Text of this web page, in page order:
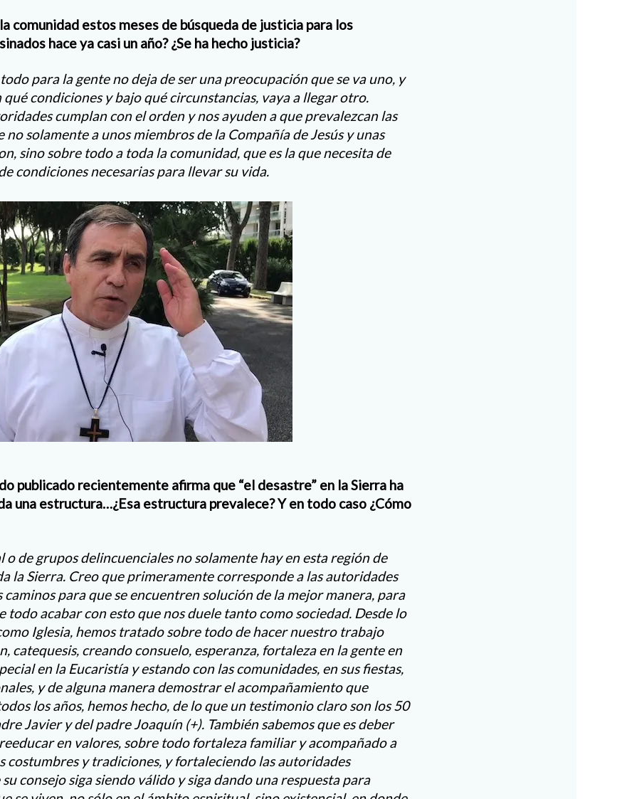
comunidad estos meses de búsqueda de justicia para los
hace ya casi un año? ¿Se ha hecho justicia?
para la gente no deja de ser una preocupación que se va uno, y
qué condiciones y bajo qué circunstancias, vaya a llegar otro.
cumplan con el orden y nos ayuden a que prevalezcan las
no solamente a unos miembros de la Compañía de Jesús y unas
sino sobre todo a toda la comunidad, que es la que necesita de
condiciones necesarias para llevar su vida.
publicado recientemente afirma que “el desastre” en la Sierra ha
una estructura…¿Esa estructura prevalece? Y en todo caso ¿Cómo
o de grupos delincuenciales no solamente hay en esta región de
la Sierra. Creo que primeramente corresponde a las autoridades
caminos para que se encuentren solución de la mejor manera, para
todo acabar con esto que nos duele tanto como sociedad. Desde lo
Iglesia, hemos tratado sobre todo de hacer nuestro trabajo
catequesis, creando consuelo, esperanza, fortaleza en la gente en
en la Eucaristía y estando con las comunidades, en sus fiestas,
y de alguna manera demostrar el acompañamiento que
los años, hemos hecho, de lo que un testimonio claro son los 50
Javier y del padre Joaquín (+). También sabemos que es deber
en valores, sobre todo fortaleza familiar y acompañado a
costumbres y tradiciones, y fortaleciendo las autoridades
consejo siga siendo válido y siga dando una respuesta para